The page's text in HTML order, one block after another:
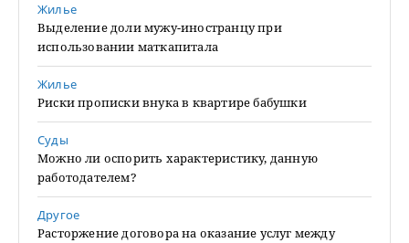
Жилье
Выделение доли мужу-иностранцу при
использовании маткапитала
Жилье
Риски прописки внука в квартире бабушки
Суды
Можно ли оспорить характеристику, данную
работодателем?
Другое
Расторжение договора на оказание услуг между